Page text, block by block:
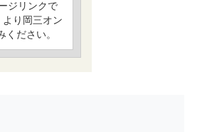
ジリンクで
り岡三オン
ださい。